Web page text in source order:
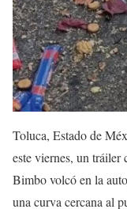
Toluca, Estado de
este viernes, un tráiler
Bimbo volcó en la
una curva cercana al